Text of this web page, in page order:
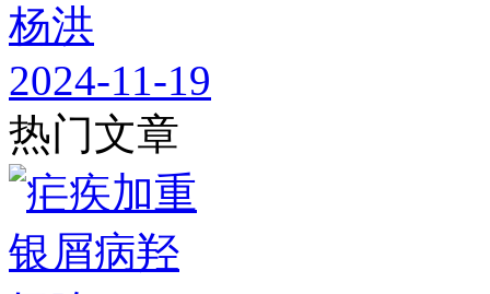
杨洪
2024-11-19
热门文章